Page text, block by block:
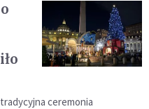
ceremonia